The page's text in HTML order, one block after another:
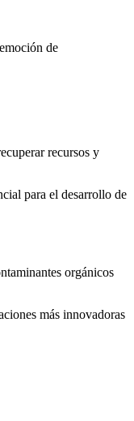
de
recursos y
para el desarrollo de
orgánicos
más innovadoras